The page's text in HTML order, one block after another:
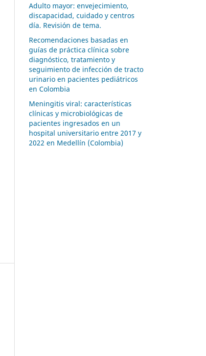
Adulto mayor: envejecimiento,
discapacidad, cuidado y centros
día. Revisión de tema.
Recomendaciones basadas en
guías de práctica clínica sobre
diagnóstico, tratamiento y
seguimiento de infección de tracto
urinario en pacientes pediátricos
en Colombia
Meningitis viral: características
clínicas y microbiológicas de
pacientes ingresados en un
hospital universitario entre 2017 y
2022 en Medellín (Colombia)